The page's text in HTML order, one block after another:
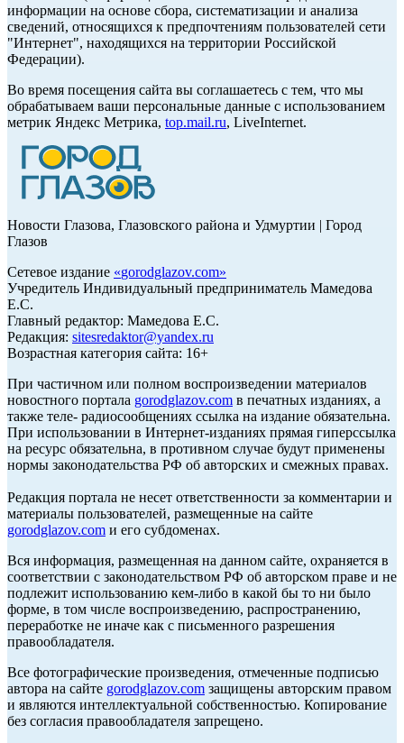
информации на основе сбора, систематизации и анализа
сведений, относящихся к предпочтениям пользователей сети
"Интернет", находящихся на территории Российской
Федерации).
Во время посещения сайта вы соглашаетесь с тем, что мы
обрабатываем ваши персональные данные с использованием
метрик Яндекс Метрика, top.mail.ru, LiveInternet.
Новости Глазова, Глазовского района и Удмуртии | Город
Глазов
Сетевое издание «gorodglazov.com»
Учредитель Индивидуальный предприниматель Мамедова
Е.С.
Главный редактор: Мамедова Е.С.
Редакция: sitesredaktor@yandex.ru
Возрастная категория сайта: 16+
При частичном или полном воспроизведении материалов
новостного портала gorodglazov.com в печатных изданиях, а
также теле- радиосообщениях ссылка на издание обязательна.
При использовании в Интернет-изданиях прямая гиперссылка
на ресурс обязательна, в противном случае будут применены
нормы законодательства РФ об авторских и смежных правах.
Редакция портала не несет ответственности за комментарии и
материалы пользователей, размещенные на сайте
gorodglazov.com и его субдоменах.
Вся информация, размещенная на данном сайте, охраняется в
соответствии с законодательством РФ об авторском праве и не
подлежит использованию кем-либо в какой бы то ни было
форме, в том числе воспроизведению, распространению,
переработке не иначе как с письменного разрешения
правообладателя.
Все фотографические произведения, отмеченные подписью
автора на сайте gorodglazov.com защищены авторским правом
и являются интеллектуальной собственностью. Копирование
без согласия правообладателя запрещено.